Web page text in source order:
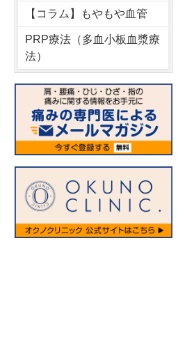
【コラム】もやもや血管
PRP療法（多血小板血漿療
法）